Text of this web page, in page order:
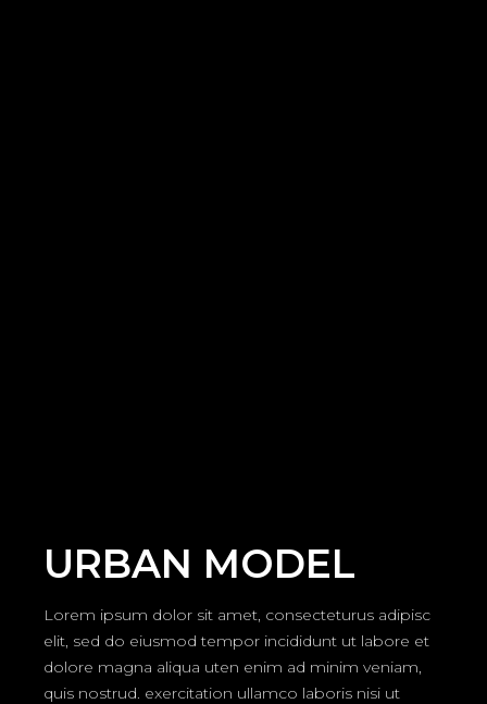
URBAN MODEL
Lorem ipsum dolor sit amet, consecteturus adipisc
elit, sed do eiusmod tempor incididunt ut labore et
dolore magna aliqua uten enim ad minim veniam,
quis nostrud. exercitation ullamco laboris nisi ut